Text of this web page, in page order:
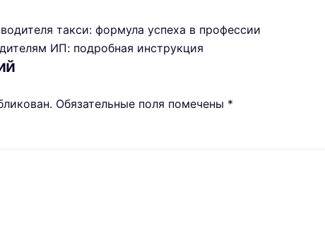
такси: формула успеха в профессии
ИП: подробная инструкция
Обязательные поля помечены *